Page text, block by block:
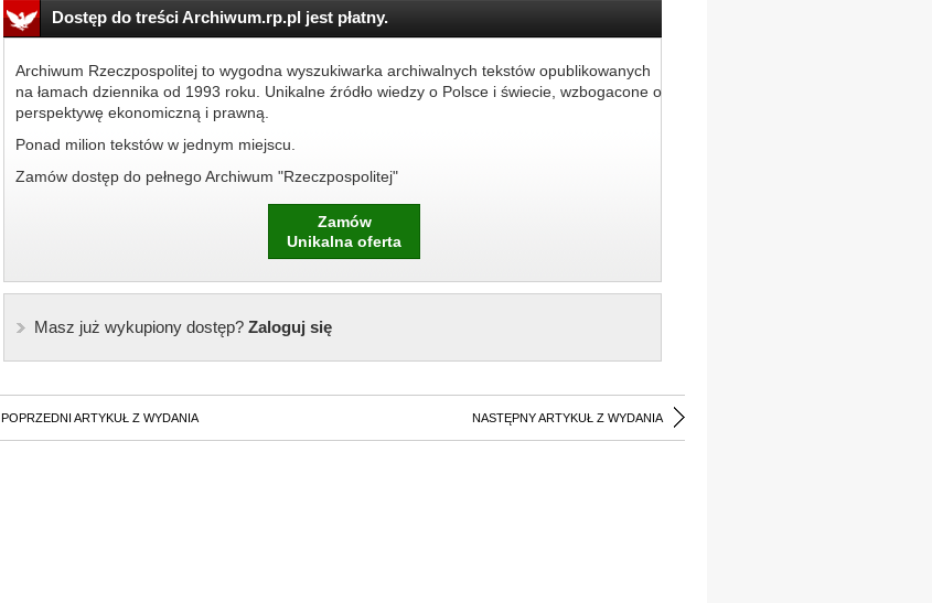
Dostęp do treści Archiwum.rp.pl jest płatny.
Archiwum Rzeczpospolitej to wygodna wyszukiwarka archiwalnych tekstów opublikowanych
na łamach dziennika od 1993 roku. Unikalne źródło wiedzy o Polsce i świecie, wzbogacone o
perspektywę ekonomiczną i prawną.
Ponad milion tekstów w jednym miejscu.
Zamów dostęp do pełnego Archiwum "Rzeczpospolitej"
Zamów
Unikalna oferta
Masz już wykupiony dostęp?Zaloguj się
POPRZEDNI ARTYKUŁ Z WYDANIA NASTĘPNY ARTYKUŁ Z WYDANIA